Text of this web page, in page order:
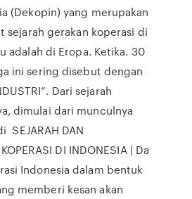
(Dekopin) yang merupakan
sejarah gerakan koperasi di
adalah di Eropa. Ketika. 30
ini sering disebut dengan
Dari sejarah
dimulai dari munculnya
SEJARAH DAN
DI INDONESIA | Da
Indonesia dalam bentuk
memberi kesan akan